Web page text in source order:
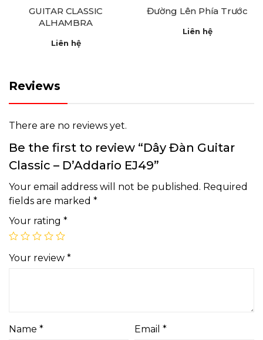
GUITAR CLASSIC
ALHAMBRA
Liên hệ
Đường Lên Phía Trước
Liên hệ
Reviews
There are no reviews yet.
Be the first to review “Dây Đàn Guitar
Classic – D’Addario EJ49”
Your email address will not be published. Required
fields are marked *
Your rating *
Your review *
Name * Email *